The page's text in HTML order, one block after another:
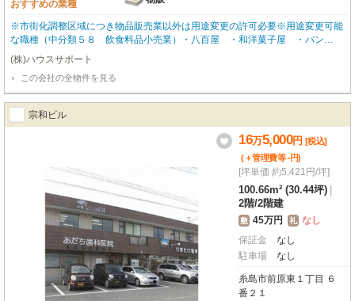
おすすめの業種
※市街化調整区域につき物品販売業以外は用途変更の許可必要※用途変更可能
な職種（中分類５８ 飲食料品小売業）・八百屋 ・和洋菓子屋 ・パン
屋 ・豆腐屋 ・魚屋まずはお気軽にご相談ください。
(株)ハウスサポート
この会社の全物件を見る
宗和ビル
16万5,000円 [税込]
(＋管理費等-円)
[坪単価 約5,421円/坪]
100.66m² (30.44坪)
2階/2階建
敷 45万円 礼 なし
保証金
なし
駐車場
なし
糸島市前原東１丁目 ６
番２１